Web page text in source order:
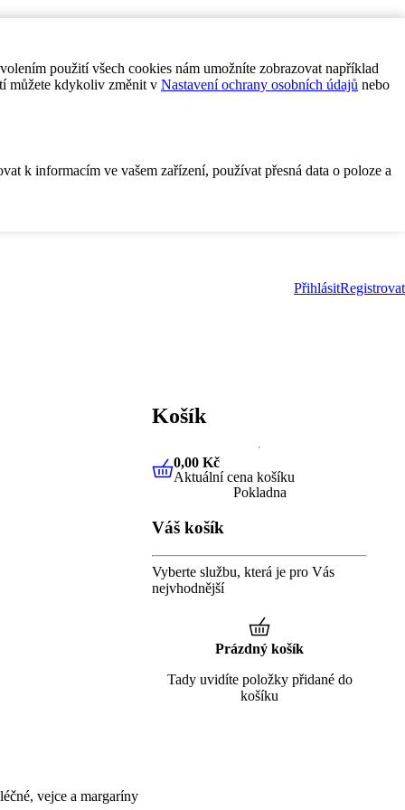
použití všech cookies nám umožníte zobrazovat například
můžete kdykoliv změnit v Nastavení ochrany osobních údajů nebo
k informacím ve vašem zařízení, používat přesná data o poloze a
PřihlásitRegistrovat
vejce a margaríny
Košík
0,00 KčAktuální cena košíku
0,00 Kč
Aktuální cena košíku
Pokladna
Váš košík
Vyberte službu, která je pro Vás
nejvhodnější
Prázdný košík
Tady uvidíte položky přidané do
košíku